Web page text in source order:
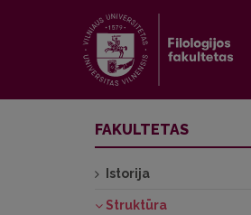
FAKULTETAS
Istorija
Struktūra